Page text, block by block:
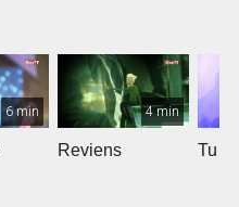
6 min 4 min
Reviens Tu